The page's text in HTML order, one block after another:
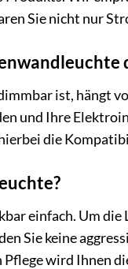
Sie nicht nur
ist, hängt
und Ihre
die
einfach. Um
Sie keine
wird Ihnen